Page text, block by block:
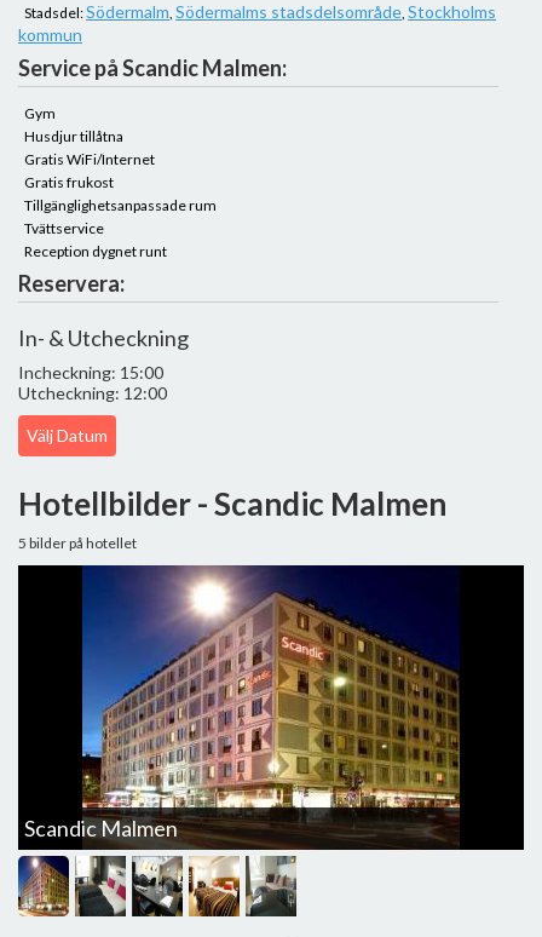
Stadsdel:Södermalm, Södermalms stadsdelsområde, Stockholms
kommun
Service på Scandic Malmen:
Gym
Husdjur tillåtna
Gratis WiFi/Internet
Gratis frukost
Tillgänglighetsanpassade rum
Tvättservice
Reception dygnet runt
Reservera:
In- & Utcheckning
Incheckning: 15:00
Utcheckning: 12:00
Välj Datum
Hotellbilder - Scandic Malmen
5 bilder på hotellet
Scandic Malmen